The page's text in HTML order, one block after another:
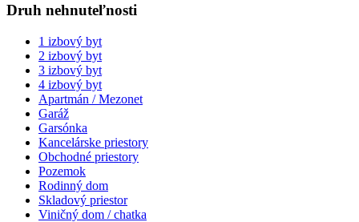
Druh nehnuteľnosti
1 izbový byt
2 izbový byt
3 izbový byt
4 izbový byt
Apartmán / Mezonet
Garáž
Garsónka
Kancelárske priestory
Obchodné priestory
Pozemok
Rodinný dom
Skladový priestor
Viničný dom / chatka